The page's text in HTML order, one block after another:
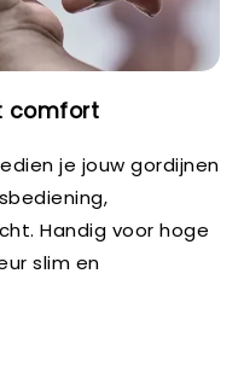
comfort
je jouw gordijnen
Handig voor hoge
slim en